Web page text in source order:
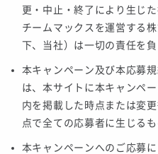
更・中止・終了により生じ
チームマックスを運営する
下、当社）は一切の責任を負
本キャンペーン及び本応募
は、本サイトに本キャンペ
内を掲載した時点または変
点で全ての応募者に生じるも
本キャンペーンへのご応募